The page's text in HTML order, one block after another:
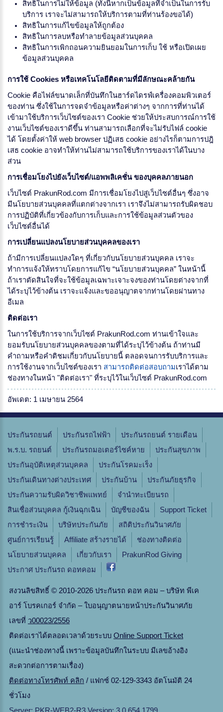
สิทธิในการไม่ให้ข้อมูล (ทั้งนี้หากเป็นข้อมูลที่จำเป็นในการรับ
บริการ เราจะไม่สามารถให้บริการตามที่ท่านร้องขอได้)
สิทธิในการแก้ไขข้อมูลให้ถูกต้อง
สิทธิในการลบหรือทำลายข้อมูลส่วนบุคคล
สิทธิในการเพิกถอนความยินยอมในการเก็บ ใช้ หรือเปิดเผย
ข้อมูลส่วนบุคคล
การใช้ Cookies หรือเทคโนโลยีติดตามที่มีลักษณะคล้ายกัน
Cookie คือไฟล์ขนาดเล็กที่บันทึกในฮาร์ดไดรฟ์เครื่องคอมพิวเตอร์
ของท่าน ซึ่งใช้ในการจดจำข้อมูลหรือค่าต่างๆ จากการที่ท่านได้
เข้ามาใช้บริการเว็บไซต์ของเรา Cookie ช่วยให้ประสบการณ์การใช้
งานเว็บไซต์ของเราดีขึ้น ท่านสามารถเลือกที่จะไม่รับไฟล์ cookie
ได้ โดยตั้งค่าให้ web browser ปฏิเสธ cookie อย่างไรก็ตามการปฎิ
เสธ cookie อาจทำให้ท่านไม่สามารถใช้บริการของเราได้ในบาง
ส่วน
การเชื่อมโยงไปยังเว็บไซต์/แอพพลิเคชั่น ของบุคคลภายนอก
เว็บไซต์ PrakunRod.com มีการเชื่อมโยงไปสู่เว็บไซต์อื่นๆ ซึ่งอาจ
มีนโยบายส่วนบุคคลที่แตกต่างจากเรา เราจึงไม่สามารถรับผิดชอบ
การปฏิบัติที่เกี่ยวข้องกับการเก็บและการใช้ข้อมูลส่วนตัวของ
เว็บไซต์อื่นได้
การเปลี่ยนแปลงนโยบายส่วนบุคคลของเรา
ถ้ามีการเปลี่ยนแปลงใดๆ ที่เกี่ยวกับนโยบายส่วนบุคคล เราจะ
ทำการแจ้งให้ทราบโดยการแก้ไข “นโยบายส่วนบุคคล” ในหน้านี้
ถ้าเราตัดสินใจที่จะใช้ข้อมูลเฉพาะเจาะจงของท่านโดยต่างจากที่
ได้ระบุไว้ข้างต้น เราจะแจ้งและขออนุญาตจากท่านโดยผ่านทาง
อีเมล
ติดต่อเรา
ในการใช้บริการจากเว็บไซต์ PrakunRod.com ท่านเข้าใจและ
ยอมรับนโยบายส่วนบุคคลของตามที่ได้ระบุไว้ข้างต้น ถ้าท่านมี
คำถามหรือคำติชมเกี่ยวกับนโยบายนี้ ตลอดจนการรับบริการและ
การใช้งานจากเว็บไซต์ของเรา สามารถติดต่อสอบถามเราได้ตาม
ช่องทางในหน้า "ติดต่อเรา" ที่ระบุไว้ในเว็บไซต์ PrakunRod.com
อัพเดต: 1 เมษายน 2564
ประกันรถยนต์ ประกันรถไฟฟ้า
ประกันรถยนต์ รายเดือน
พ.ร.บ. รถยนต์
ประกันรถมอเตอร์ไซค์หาย
ประกันสุขภาพ
ประกันอุบัติเหตุส่วนบุคคล
ประกันโรคมะเร็ง
ประกันเดินทางต่างประเทศ
ประกันบ้าน
ประกันภัยธุรกิจ
ประกันความรับผิดวิชาชีพแพทย์
จํานําทะเบียนรถ
สินเชื่อส่วนบุคคล กู้เงินฉุกเฉิน
บัญชีของฉัน
Support Ticket
การชำระเงิน
บริษัทประกันภัย
สถิติประกันวินาศภัย
ศูนย์การเรียนรู้
Affiliate สร้างรายได้
ช่องทางติดต่อ
นโยบายส่วนบุคคล
เกี่ยวกับเรา
PrakunRod Giving
ประกาศ ประกันรถ ดอทคอม
สงวนลิขสิทธิ์ © 2010-2026 ประกันรถ ดอท คอม – บริษัท พีเค
อาร์ โบรคเกอร์ จำกัด – ใบอนุญาตนายหน้าประกันวินาศภัย
เลขที่ ว00023/2556
ติดต่อเราได้ตลอดเวลาด้วยระบบ Online Support Ticket
(แนะนำช่องทางนี้ เพราะข้อมูลบันทึกในระบบ มีเลขอ้างอิง
สะดวกต่อการตามเรื่อง)
ติดต่อทางโทรศัพท์ คลิก / แฟกซ์ 02-129-3343 อัตโนมัติ 24
ชั่วโมง